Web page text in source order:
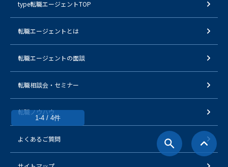
1-4 / 4件
type転職エージェントTOP
転職エージェントとは
転職エージェントの面談
転職相談会・セミナー
転職ノウハウ
よくあるご質問